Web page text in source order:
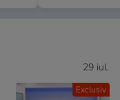
Exclusiv
29 iul.